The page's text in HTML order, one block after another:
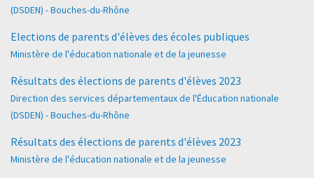
(DSDEN) - Bouches-du-Rhône
Elections de parents d'élèves des écoles publiques
Ministère de l'éducation nationale et de la jeunesse
Résultats des élections de parents d'élèves 2023
Direction des services départementaux de l'Éducation nationale
(DSDEN) - Bouches-du-Rhône
Résultats des élections de parents d'élèves 2023
Ministère de l'éducation nationale et de la jeunesse